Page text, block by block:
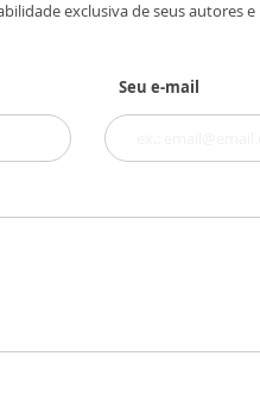
exclusiva de seus autores
Seu e-mail